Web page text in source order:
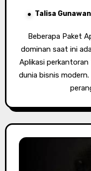
Talisa Gunawan
Beberapa Paket Aplikasi Perkantoran yang paling
dominan saat ini
Aplikasi
dunia bisnis